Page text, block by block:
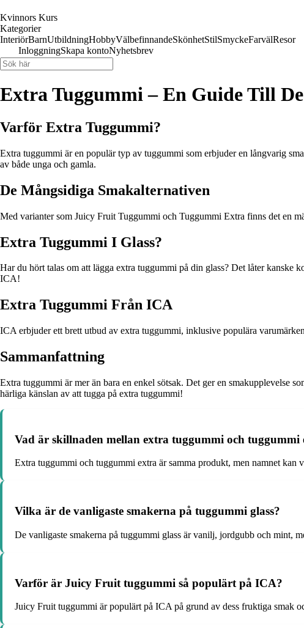
Kvinnors Kurs
Kategorier
InteriörBarnUtbildningHobbyVälbefinnandeSkönhetStilSmyckeFarvälResor
InloggningSkapa kontoNyhetsbrev
Extra Tuggummi – En Guide Till
Varför Extra Tuggummi?
Extra tuggummi är en populär typ av tuggummi som erbjuder en långvarig
av både unga och gamla.
De Mångsidiga Smakalternativen
Med varianter som Juicy Fruit Tuggummi och Tuggummi Extra finns det en
Extra Tuggummi I Glass?
Har du hört talas om att lägga extra tuggummi på din glass? Det låter kanske
ICA!
Extra Tuggummi Från ICA
ICA erbjuder ett brett utbud av extra tuggummi, inklusive populära
Sammanfattning
Extra tuggummi är mer än bara en enkel sötsak. Det ger en smakupplevelse
härliga känslan av att tugga på extra tuggummi!
Vad är skillnaden mellan extra tuggummi och tuggummi
Extra tuggummi och tuggummi extra är samma produkt, men namnet
Vilka är de vanligaste smakerna på tuggummi glass?
De vanligaste smakerna på tuggummi glass är vanilj, jordgubb och mint,
Varför är Juicy Fruit tuggummi så populärt på ICA?
Juicy Fruit tuggummi är populärt på ICA på grund av dess fruktiga smak